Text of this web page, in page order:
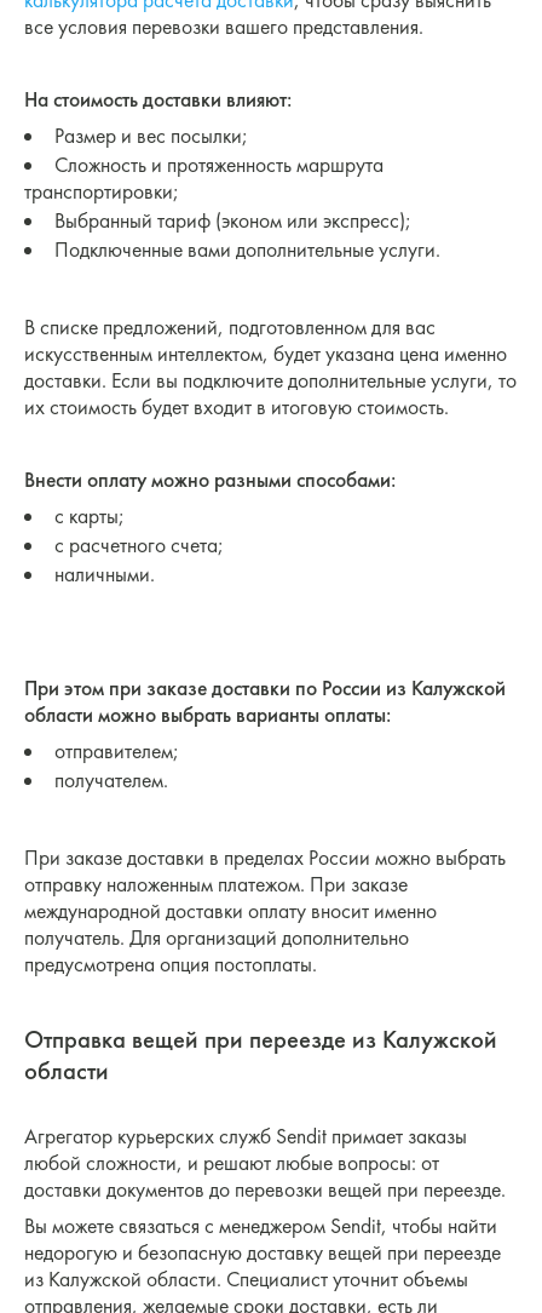
все условия перевозки вашего представления.
На стоимость доставки влияют:
Размер и вес посылки;
Сложность и протяженность маршрута
транспортировки;
Выбранный тариф (эконом или экспресс);
Подключенные вами дополнительные услуги.
В списке предложений, подготовленном для вас
искусственным интеллектом, будет указана цена именно
доставки. Если вы подключите дополнительные услуги, то
их стоимость будет входит в итоговую стоимость.
Внести оплату можно разными способами:
с карты;
с расчетного счета;
наличными.
При этом при заказе доставки по России из Калужской
области можно выбрать варианты оплаты:
отправителем;
получателем.
При заказе доставки в пределах России можно выбрать
отправку наложенным платежом. При заказе
международной доставки оплату вносит именно
получатель. Для организаций дополнительно
предусмотрена опция постоплаты.
Отправка вещей при переезде из Калужской
области
Агрегатор курьерских служб Sendit примает заказы
любой сложности, и решают любые вопросы: от
доставки документов до перевозки вещей при переезде.
Вы можете связаться с менеджером Sendit, чтобы найти
недорогую и безопасную доставку вещей при переезде
из Калужской области. Специалист уточнит объемы
отправления, желаемые сроки доставки, есть ли